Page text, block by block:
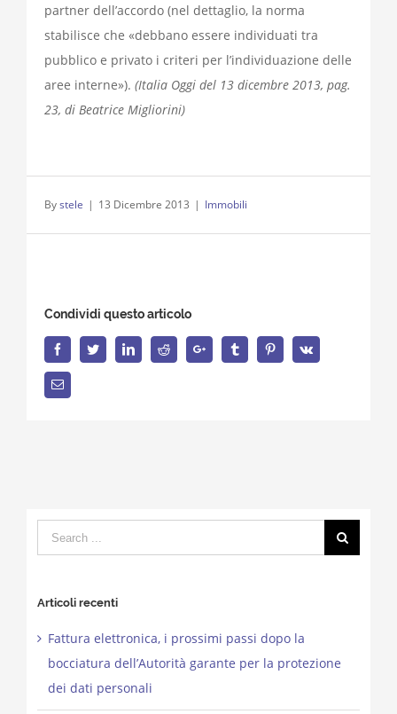
partner dell’accordo (nel dettaglio, la norma
stabilisce che «debbano essere individuati tra
pubblico e privato i criteri per l’individuazione delle
aree interne»). (Italia Oggi del 13 dicembre 2013, pag.
23, di Beatrice Migliorini)
Bystele | 13 Dicembre 2013 | Immobili
Condividi questo articolo
FacebookTwitterLinkedInReddit Google+ Tumblr PinterestVk
Email
Search
for:
Articoli recenti
Fattura elettronica, i prossimi passi dopo la
bocciatura dell’Autorità garante per la protezione
dei dati personali